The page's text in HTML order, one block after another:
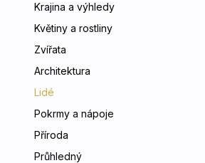
Krajina a výhledy
Květiny a rostliny
Zvířata
Architektura
Lidé
Pokrmy a nápoje
Příroda
Průhledný